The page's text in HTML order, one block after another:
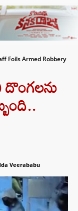
Foils Armed Robbery
Veerababu